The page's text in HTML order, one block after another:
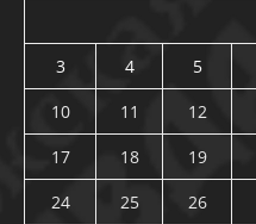
3
4 5
10
11 12
17
18 19
24
25 26